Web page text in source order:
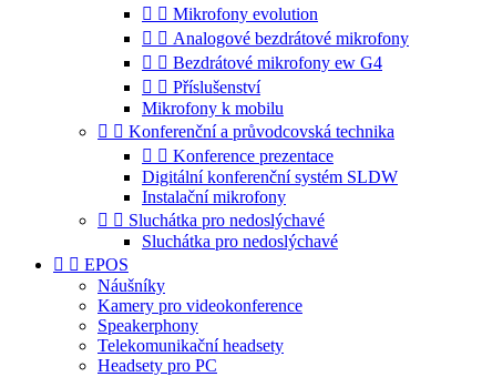
  Mikrofony evolution
  Analogové bezdrátové mikrofony
  Bezdrátové mikrofony ew G4
  Příslušenství
Mikrofony k mobilu
  Konferenční a průvodcovská technika
  Konference prezentace
Digitální konferenční systém SLDW
Instalační mikrofony
  Sluchátka pro nedoslýchavé
Sluchátka pro nedoslýchavé
  EPOS
Náušníky
Kamery pro videokonference
Speakerphony
Telekomunikační headsety
Headsety pro PC